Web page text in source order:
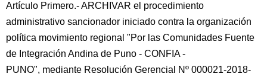
Artículo Primero.- ARCHIVAR el procedimiento
administrativo sancionador iniciado contra la organización
política movimiento regional "Por las Comunidades Fuente
de Integración Andina de Puno - CONFIA -
PUNO", mediante Resolución Gerencial Nº 000021-2018-